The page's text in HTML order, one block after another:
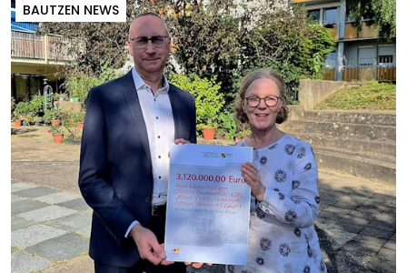
BAUTZEN NEWS